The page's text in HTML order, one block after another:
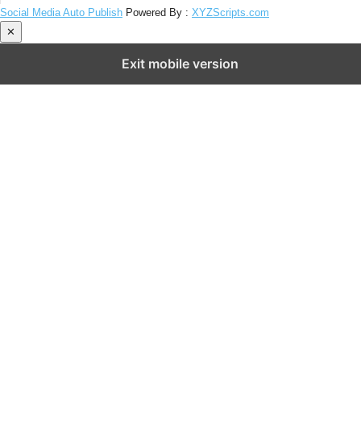
Social Media Auto Publish Powered By : XYZScripts.com
✕
Exit mobile version